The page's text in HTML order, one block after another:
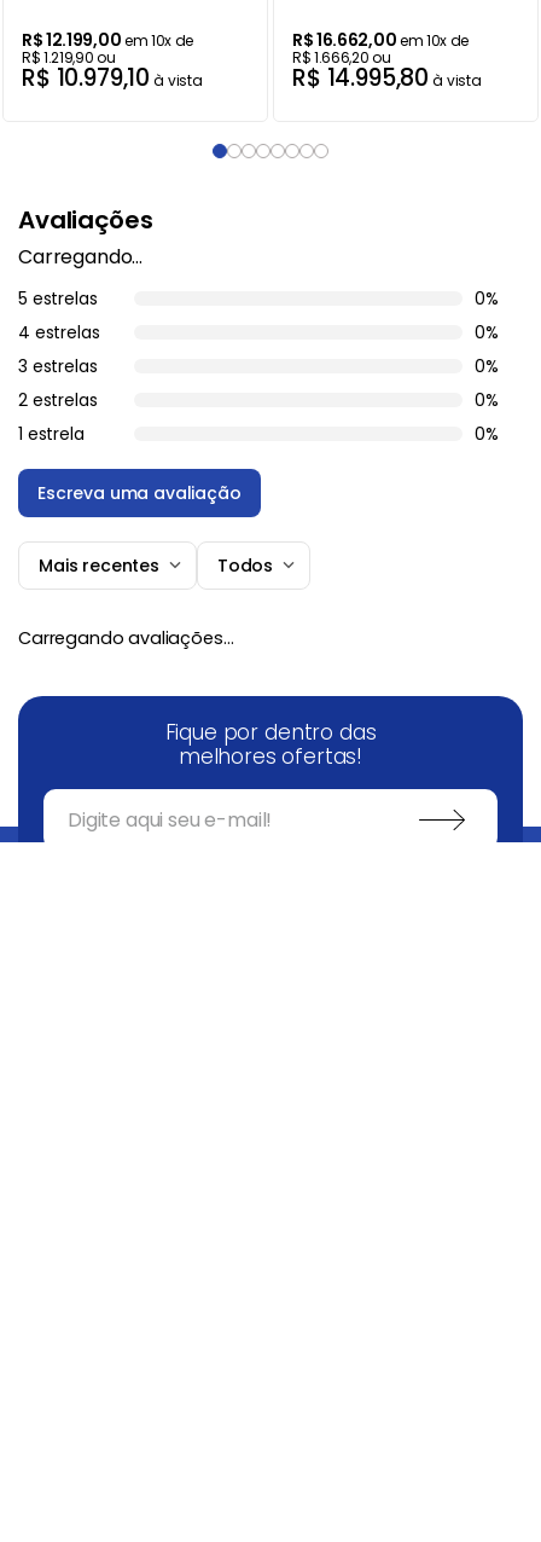
R$12.199,00em10x de
R$1.219,90ou
R$ 10.979,10 à vista
R$16.662,00em10x de
R$1.666,20ou
R$ 14.995,80 à vista
Avaliações
Carregando…
5 estrelas
0%
4 estrelas
0%
3 estrelas
0%
2 estrelas
0%
1 estrela
0%
Escreva uma avaliação
Título
Avalie o produto de 1 a 5 estrelas
★
Seu nome
Mais recentes Todos
Carregando avaliações…
Fique por dentro das
melhores ofertas!